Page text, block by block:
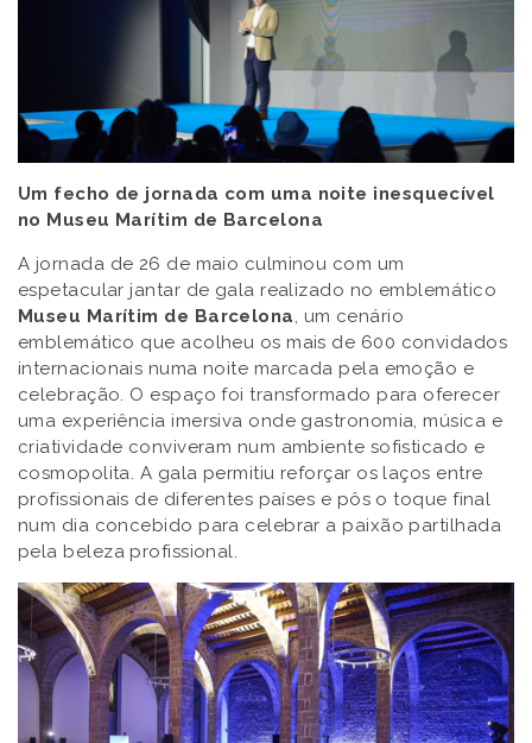
Um fecho de jornada com uma noite inesquecível
no Museu Marítim de Barcelona
A jornada de 26 de maio culminou com um
espetacular jantar de gala realizado no emblemático
Museu Marítim de Barcelona, um cenário
emblemático que acolheu os mais de 600 convidados
internacionais numa noite marcada pela emoção e
celebração. O espaço foi transformado para oferecer
uma experiência imersiva onde gastronomia, música e
criatividade conviveram num ambiente sofisticado e
cosmopolita. A gala permitiu reforçar os laços entre
profissionais de diferentes países e pôs o toque final
num dia concebido para celebrar a paixão partilhada
pela beleza profissional.